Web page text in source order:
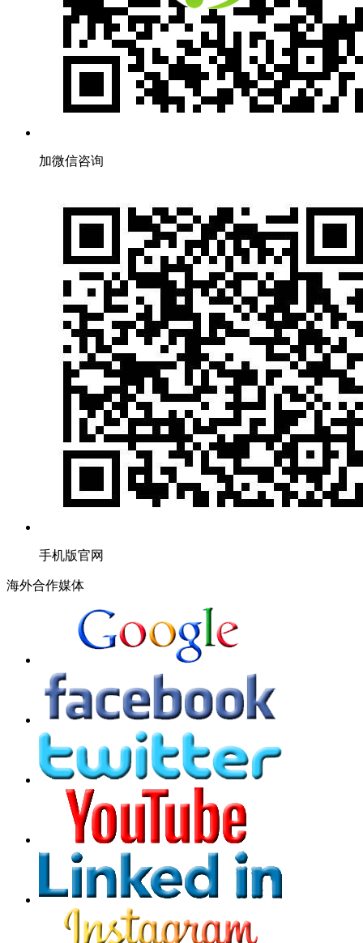
加微信咨询
手机版官网
海外合作媒体